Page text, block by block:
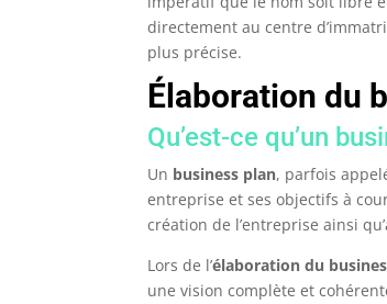
directement au centre
plus précise.
Élaboration du
Qu’est-ce qu’un
Un business plan, parfois
entreprise et ses objectifs à
création de l’entreprise ainsi
Lors de l’élaboration du
une vision complète et